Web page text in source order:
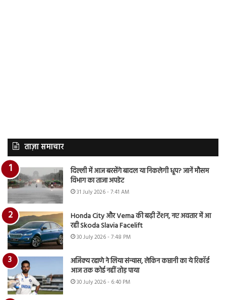
ताज़ा समाचार
दिल्ली में आज बरसेंगे बादल या निकलेगी धूप? जानें मौसम
विभाग का ताजा अपडेट
31 July 2026 - 7:41 AM
Honda City और Verna की बढ़ी टेंशन, नए अवतार में आ
रही Skoda Slavia Facelift
30 July 2026 - 7:48 PM
अजिंक्य रहाणे ने लिया संन्यास, लेकिन कप्तानी का ये रिकॉर्ड
आज तक कोई नहीं तोड़ पाया
30 July 2026 - 6:40 PM